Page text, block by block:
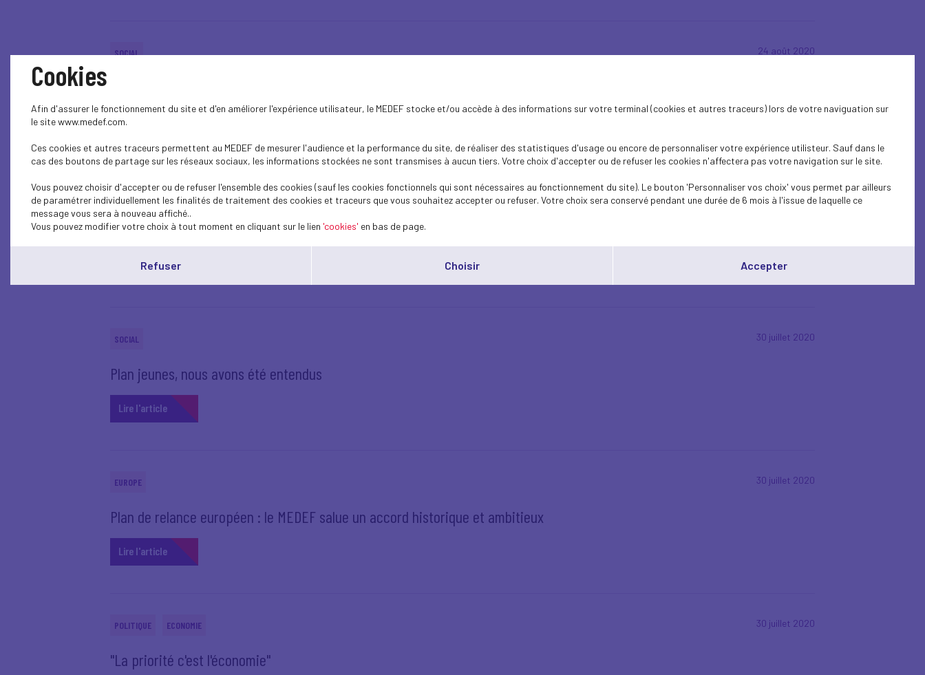
24 août 2020
SOCIAL
Lire l'article
24 août 2020
SOCIAL
Le MEDEF se mobilise pour le Liban
Lire l'article
30 juillet 2020
SOCIAL
Plan jeunes, nous avons été entendus
Lire l'article
30 juillet 2020
EUROPE
Plan de relance européen : le MEDEF salue un accord historique et ambitieux
Lire l'article
30 juillet 2020
POLITIQUE ECONOMIE
"La priorité c'est l'économie"
Cookies
Afin d'assurer le fonctionnement du site et d'en améliorer l'expérience utilisateur, le MEDEF stocke et/ou accède à des informations sur votre terminal (cookies et autres traceurs) lors de votre naviguation sur
le site www.medef.com.
Ces cookies et autres traceurs permettent au MEDEF de mesurer l'audience et la performance du site, de réaliser des statistiques d'usage ou encore de personnaliser votre expérience utilisteur. Sauf dans le
cas des boutons de partage sur les réseaux sociaux, les informations stockées ne sont transmises à aucun tiers. Votre choix d'accepter ou de refuser les cookies n'affectera pas votre navigation sur le site.
Vous pouvez choisir d'accepter ou de refuser l'ensemble des cookies (sauf les cookies fonctionnels qui sont nécessaires au fonctionnement du site). Le bouton 'Personnaliser vos choix' vous permet par ailleurs
de paramétrer individuellement les finalités de traitement des cookies et traceurs que vous souhaitez accepter ou refuser. Votre choix sera conservé pendant une durée de 6 mois à l'issue de laquelle ce
message vous sera à nouveau affiché..
Vous pouvez modifier votre choix à tout moment en cliquant sur le lien 'cookies' en bas de page.
Refuser Choisir Accepter